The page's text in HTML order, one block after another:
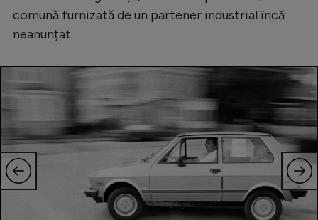
comună furnizată de un partener industrial încă
neanunțat.